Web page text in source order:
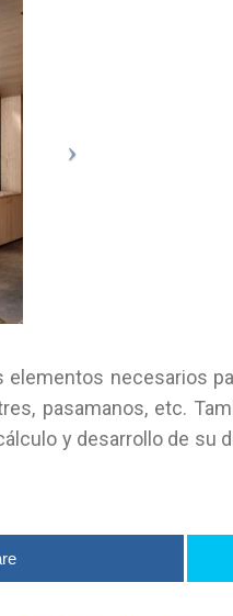
necesarios
pasamanos, etc.
y desarrollo de su